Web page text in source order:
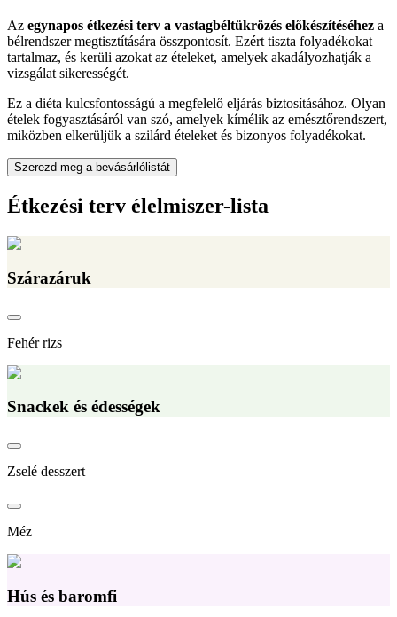
Az egynapos étkezési terv a vastagbéltükrözés előkészítéséhez a
bélrendszer megtisztítására összpontosít. Ezért tiszta folyadékokat
tartalmaz, és kerüli azokat az ételeket, amelyek akadályozhatják a
vizsgálat sikerességét.
Ez a diéta kulcsfontosságú a megfelelő eljárás biztosításához. Olyan
ételek fogyasztásáról van szó, amelyek kímélik az emésztőrendszert,
miközben elkerüljük a szilárd ételeket és bizonyos folyadékokat.
Szerezd meg a bevásárlólistát
Étkezési terv élelmiszer-lista
Szárazáruk
Fehér rizs
Snackek és édességek
Zselé desszert
Méz
Hús és baromfi